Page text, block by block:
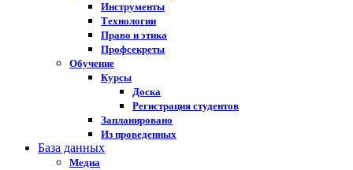
Инструменты
Технологии
Право и этика
Профсекреты
Обучение
Курсы
Доска
Регистрация студентов
Запланировано
Из проведенных
База данных
Медиа